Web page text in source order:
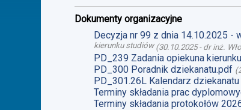
Dokumenty organizacyjne
Decyzja nr 99 z dnia 14.10.2025 -
kierunku studiów(30.10.2025- dr inż.
PD_239 Zadania opiekuna
PD_300 Poradnik dziekanatu.pdf (
PD_301.26L Kalendarz
Terminy składania prac
Terminy składania protokołów